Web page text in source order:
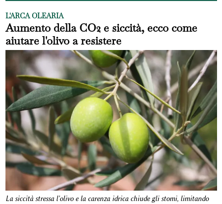
L'ARCA OLEARIA
Aumento della CO2 e siccità, ecco come
aiutare l'olivo a resistere
La siccità stressa l'olivo e la carenza idrica chiude gli stomi, limitando